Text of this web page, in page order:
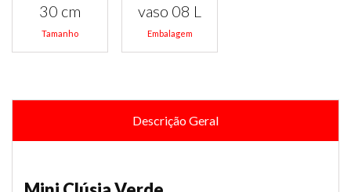
30 cm
Tamanho
vaso 08 L
Embalagem
Descrição Geral